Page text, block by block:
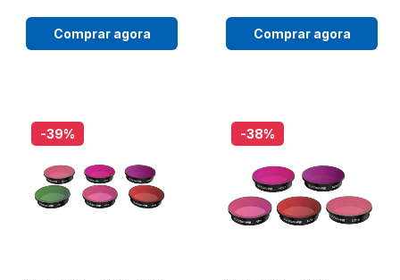
Comprar agora Comprar agora
-39% -38%